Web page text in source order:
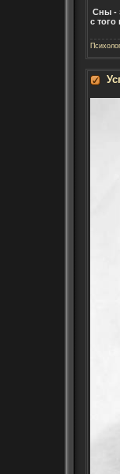
Сны -
с того